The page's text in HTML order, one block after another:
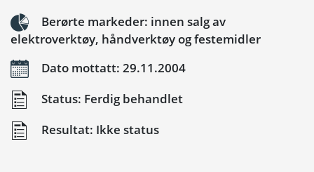
Berørte markeder: innen salg av
elektroverktøy, håndverktøy og festemidler
Dato mottatt: 29.11.2004
Status: Ferdig behandlet
Resultat: Ikke status